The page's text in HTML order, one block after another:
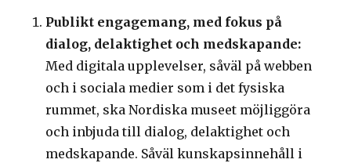
Publikt engagemang, med fokus på
dialog, delaktighet och medskapande:
Med digitala upplevelser, såväl på webben
och i sociala medier som i det fysiska
rummet, ska Nordiska museet möjliggöra
och inbjuda till dialog, delaktighet och
medskapande. Såväl kunskapsinnehåll i